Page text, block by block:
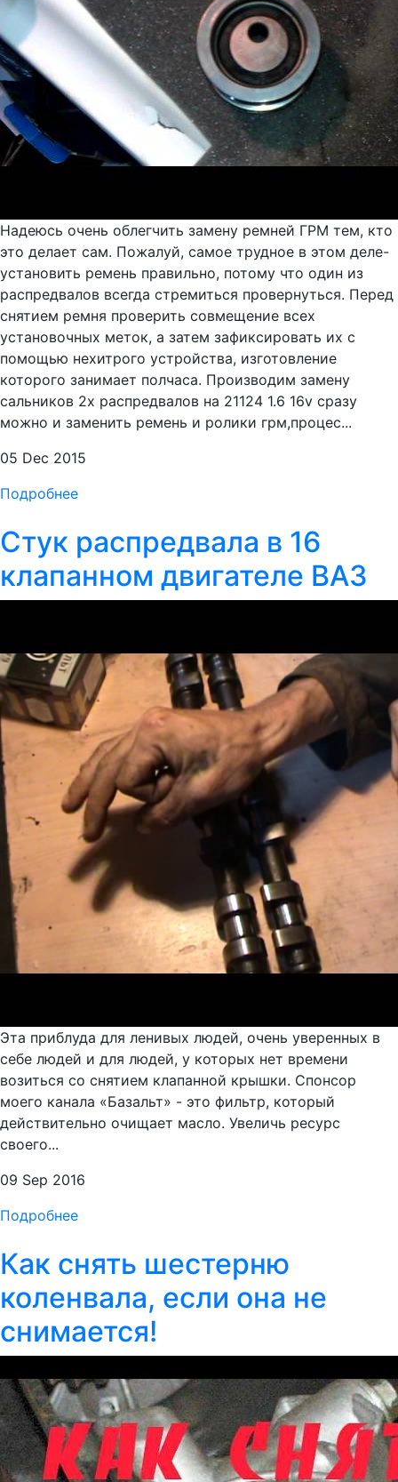
Надеюсь очень облегчить замену ремней ГРМ тем, кто
это делает сам. Пожалуй, самое трудное в этом деле-
установить ремень правильно, потому что один из
распредвалов всегда стремиться провернуться. Перед
снятием ремня проверить совмещение всех
установочных меток, а затем зафиксировать их с
помощью нехитрого устройства, изготовление
которого занимает полчаса. Производим замену
сальников 2х распредвалов на 21124 1.6 16v сразу
можно и заменить ремень и ролики грм,процес...
05 Dec 2015
Подробнее
Стук распредвала в 16
клапанном двигателе ВАЗ
Эта приблуда для ленивых людей, очень уверенных в
себе людей и для людей, у которых нет времени
возиться со снятием клапанной крышки. Спонсор
моего канала «Базальт» - это фильтр, который
действительно очищает масло. Увеличь ресурс
своего...
09 Sep 2016
Подробнее
Как снять шестерню
коленвала, если она не
снимается!